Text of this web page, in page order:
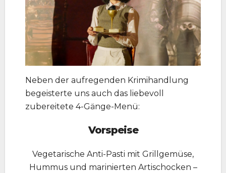
Neben der aufregenden Krimihandlung
begeisterte uns auch das liebevoll
zubereitete 4-Gänge-Menü:
Vorspeise
Vegetarische Anti-Pasti mit Grillgemüse,
Hummus und marinierten Artischocken –